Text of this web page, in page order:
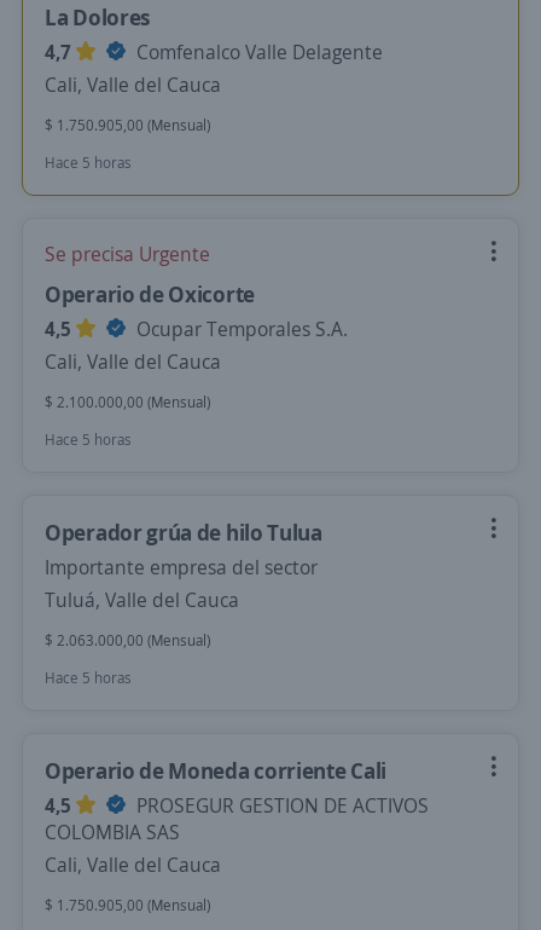
La Dolores
4,7
Comfenalco Valle Delagente
Cali, Valle del Cauca
$ 1.750.905,00 (Mensual)
Hace 5 horas
Se precisa Urgente
Operario de Oxicorte
4,5
Ocupar Temporales S.A.
Cali, Valle del Cauca
$ 2.100.000,00 (Mensual)
Hace 5 horas
Operador grúa de hilo Tulua
Importante empresa del sector
Tuluá, Valle del Cauca
$ 2.063.000,00 (Mensual)
Hace 5 horas
Operario de Moneda corriente Cali
4,5
PROSEGUR GESTION DE ACTIVOS
COLOMBIA SAS
Cali, Valle del Cauca
$ 1.750.905,00 (Mensual)